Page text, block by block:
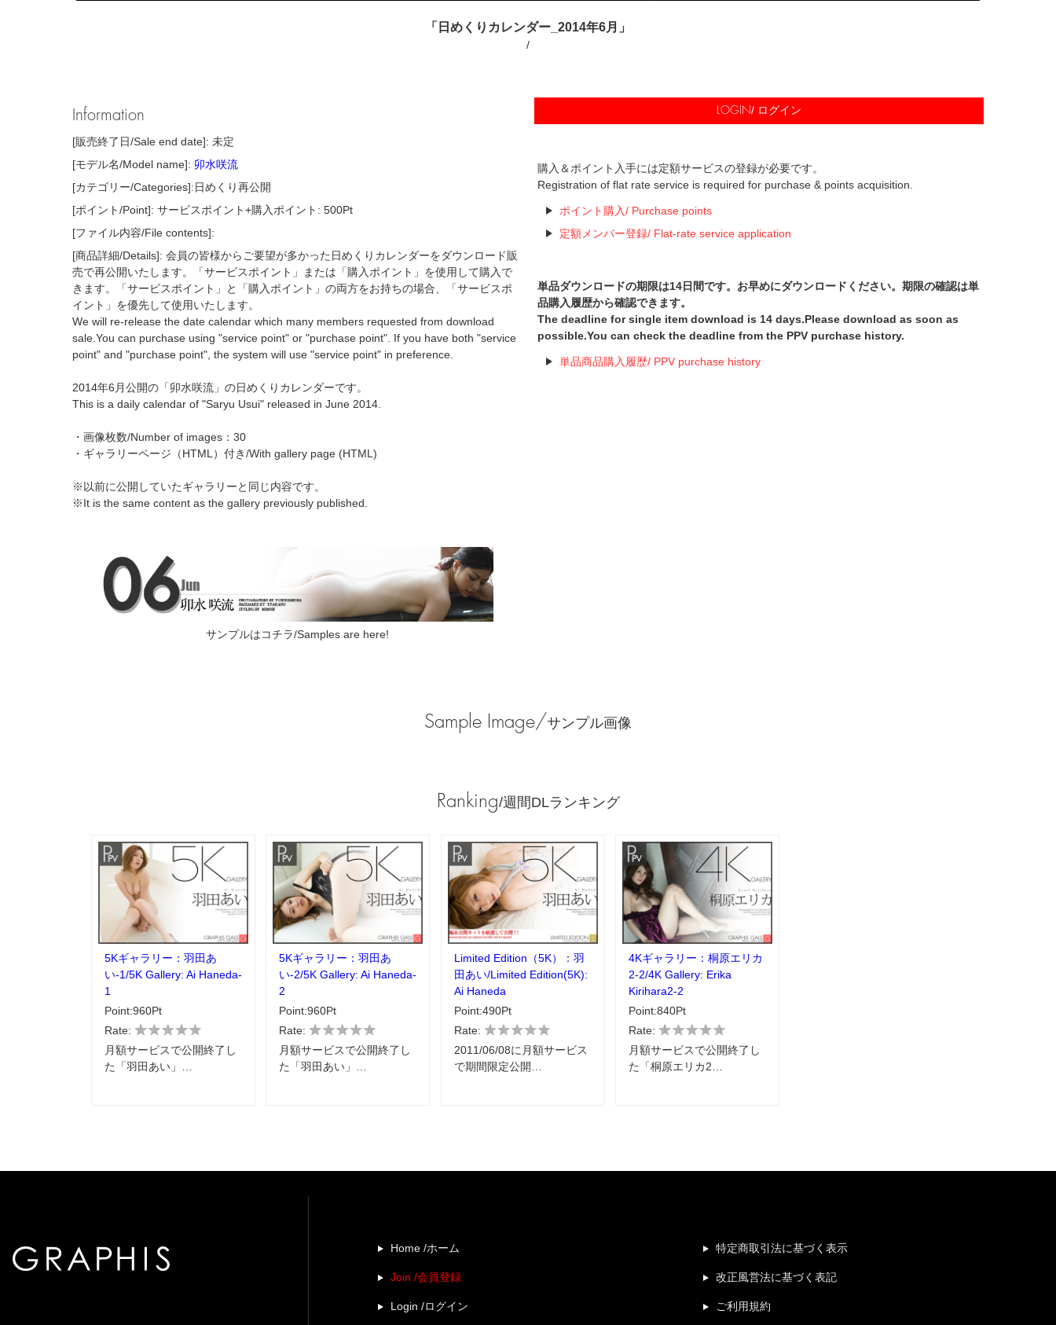
「日めくりカレンダー_2014年6月」
/
Information
[販売終了日/Sale end date]: 未定
[モデル名/Model name]: 卯水咲流
[カテゴリー/Categories]:日めくり再公開
[ポイント/Point]: サービスポイント+購入ポイント: 500Pt
[ファイル内容/File contents]:
[商品詳細/Details]: 会員の皆様からご要望が多かった日めくりカレンダーをダウンロード販
売で再公開いたします。「サービスポイント」または「購入ポイント」を使用して購入で
きます。「サービスポイント」と「購入ポイント」の両方をお持ちの場合、「サービスポ
イント」を優先して使用いたします。
We will re-release the date calendar which many members requested from download
sale.You can purchase using "service point" or "purchase point". If you have both "service
point" and "purchase point", the system will use "service point" in preference.
2014年6月公開の「卯水咲流」の日めくりカレンダーです。
This is a daily calendar of "Saryu Usui" released in June 2014.
・画像枚数/Number of images：30
・ギャラリーページ（HTML）付き/With gallery page (HTML)
※以前に公開していたギャラリーと同じ内容です。
※It is the same content as the gallery previously published.
サンプルはコチラ/Samples are here!
LOGIN/ ログイン
購入＆ポイント入手には定額サービスの登録が必要です。
Registration of flat rate service is required for purchase & points acquisition.
ポイント購入/ Purchase points
定額メンバー登録/ Flat-rate service application
単品ダウンロードの期限は14日間です。お早めにダウンロードください。期限の確認は単
品購入履歴から確認できます。
The deadline for single item download is 14 days.Please download as soon as
possible.You can check the deadline from the PPV purchase history.
単品商品購入履歴/ PPV purchase history
Sample Image/サンプル画像
Ranking/週間DLランキング
5Kギャラリー：羽田あ
い-1/5K Gallery: Ai Haneda-
1
Point:960Pt
Rate:
月額サービスで公開終了し
た「羽田あい」…
5Kギャラリー：羽田あ
い-2/5K Gallery: Ai Haneda-
2
Point:960Pt
Rate:
月額サービスで公開終了し
た「羽田あい」…
Limited Edition（5K）：羽
田あい/Limited Edition(5K):
Ai Haneda
Point:490Pt
Rate:
2011/06/08に月額サービス
で期間限定公開…
4Kギャラリー：桐原エリカ
2-2/4K Gallery: Erika
Kirihara2-2
Point:840Pt
Rate:
月額サービスで公開終了し
た「桐原エリカ2…
Home /ホーム
Join /会員登録
Login /ログイン
特定商取引法に基づく表示
改正風営法に基づく表記
ご利用規約